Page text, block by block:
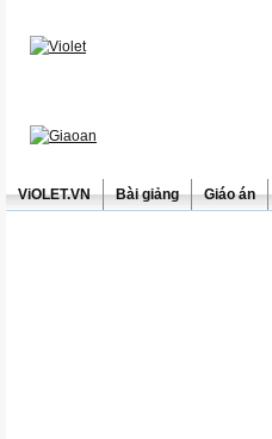
ViOLET.VN Bài giảng Giáo án